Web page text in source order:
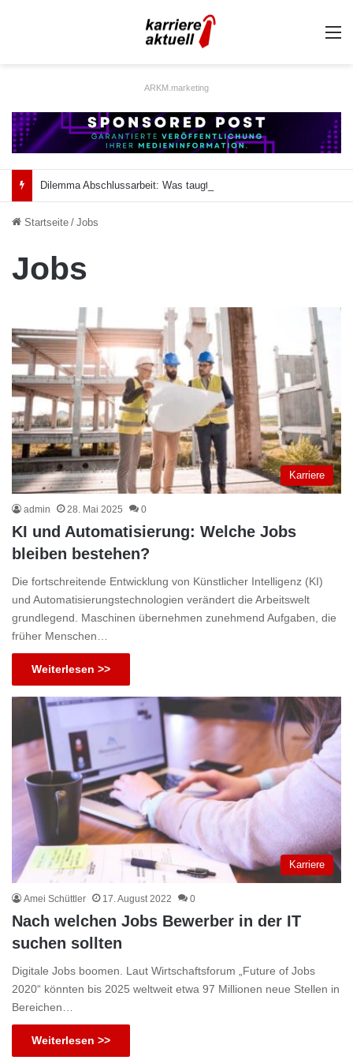
ARKM.marketing
Startseite / Jobs
Jobs
Karriere
admin 28. Mai 2025 0
KI und Automatisierung: Welche Jobs
bleiben bestehen?
Die fortschreitende Entwicklung von Künstlicher Intelligenz (KI)
und Automatisierungstechnologien verändert die Arbeitswelt
grundlegend. Maschinen übernehmen zunehmend Aufgaben, die
früher Menschen…
Weiterlesen >>
Karriere
Amei Schüttler 17. August 2022 0
Nach welchen Jobs Bewerber in der IT
suchen sollten
Digitale Jobs boomen. Laut Wirtschaftsforum „Future of Jobs
2020“ könnten bis 2025 weltweit etwa 97 Millionen neue Stellen in
Bereichen…
Weiterlesen >>